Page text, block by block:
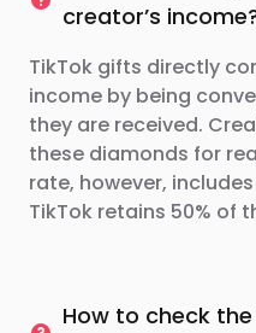
creator’s
TikTok gifts directly
income by being
they are received.
these diamonds for
rate, however,
TikTok retains 50% of
How to check